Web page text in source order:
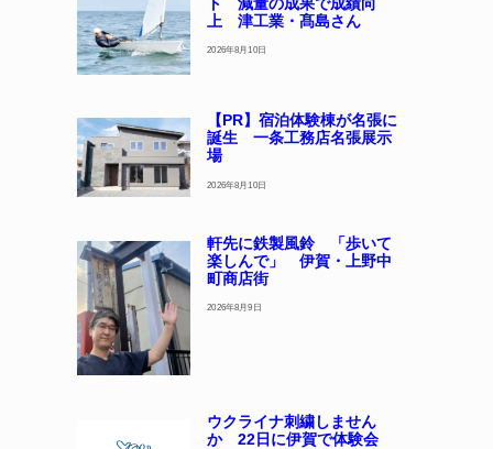
ト 減量の成果で成績向
上 津工業・髙島さん
2026年8月10日
【PR】宿泊体験棟が名張に
誕生 一条工務店名張展示
場
2026年8月10日
軒先に鉄製風鈴 「歩いて
楽しんで」 伊賀・上野中
町商店街
2026年8月9日
ウクライナ刺繍しません
か 22日に伊賀で体験会